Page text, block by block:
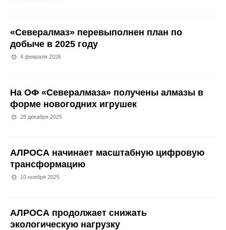
«Севералмаз» перевыполнен план по
добыче в 2025 году
4 февраля 2026
На ОФ «Севералмаза» получены алмазы в
форме новогодних игрушек
28 декабря 2025
АЛРОСА начинает масштабную цифровую
трансформацию
10 ноября 2025
АЛРОСА продолжает снижать
экологическую нагрузку